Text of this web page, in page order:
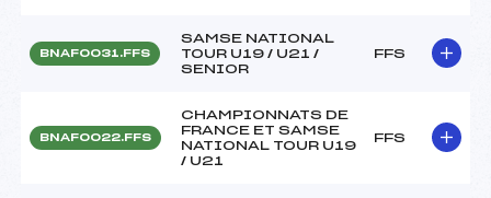
BNAF0031.FFS
SAMSE NATIONAL
TOUR U19 / U21 /
SENIOR
FFS
BNAF0022.FFS
CHAMPIONNATS DE
FRANCE ET SAMSE
NATIONAL TOUR U19
/ U21
FFS